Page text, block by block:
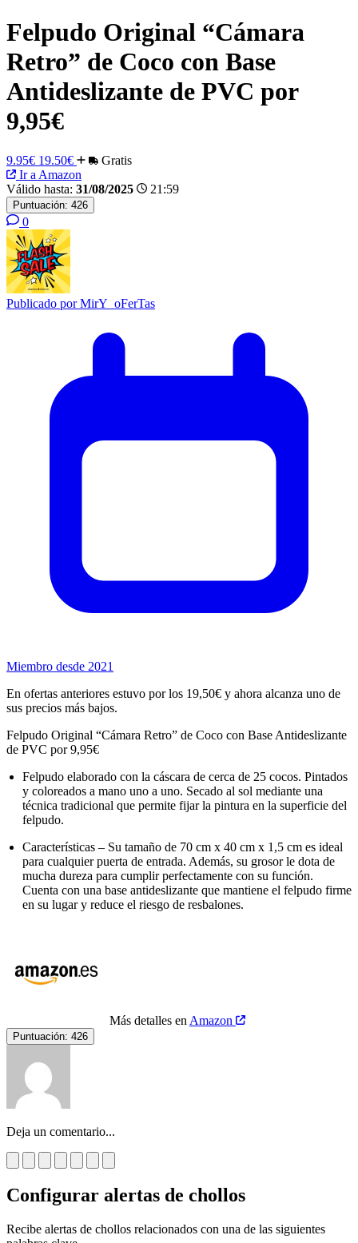
Felpudo Original “Cámara
Retro” de Coco con Base
Antideslizante de PVC por
9,95€
9.95€ 19.50€
Gratis
Ir a Amazon
Válido hasta: 31/08/2025 21:59
Puntuación: 426
0
Publicado porMirY_oFerTas
Miembro desde 2021
En ofertas anteriores estuvo por los 19,50€ y ahora alcanza uno de
sus precios más bajos.
Felpudo Original “Cámara Retro” de Coco con Base Antideslizante
de PVC por 9,95€
Felpudo elaborado con la cáscara de cerca de 25 cocos. Pintados
y coloreados a mano uno a uno. Secado al sol mediante una
técnica tradicional que permite fijar la pintura en la superficie del
felpudo.
Características – Su tamaño de 70 cm x 40 cm x 1,5 cm es ideal
para cualquier puerta de entrada. Además, su grosor le dota de
mucha dureza para cumplir perfectamente con su función.
Cuenta con una base antideslizante que mantiene el felpudo firme
en su lugar y reduce el riesgo de resbalones.
Más detalles en Amazon
Puntuación: 426
Deja un comentario...
Configurar alertas de chollos
Recibe alertas de chollos relacionados con una de las siguientes